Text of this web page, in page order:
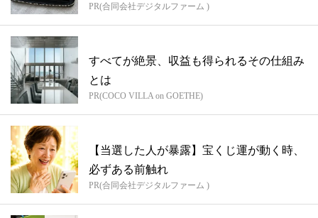
PR(合同会社デジタルファーム )
すべてが絶景、収益も得られるその仕組み
とは
PR(COCO VILLA on GOETHE)
【当選した人が暴露】宝くじ運が動く時、
必ずある前触れ
PR(合同会社デジタルファーム )